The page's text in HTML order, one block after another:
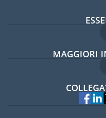
Guida
MAGGIORI